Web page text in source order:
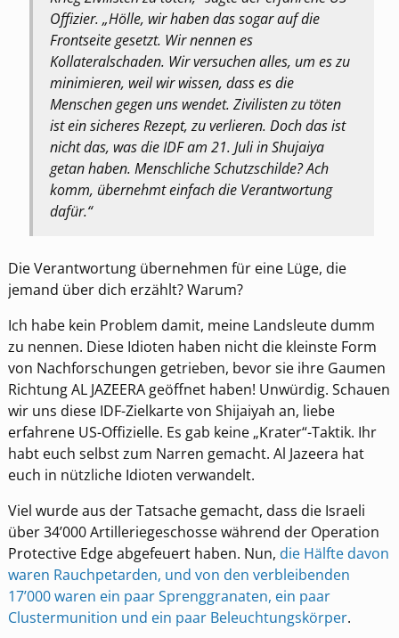
Offizier. „Hölle, wir haben das sogar auf die
Frontseite gesetzt. Wir nennen es
Kollateralschaden. Wir versuchen alles, um es zu
minimieren, weil wir wissen, dass es die
Menschen gegen uns wendet. Zivilisten zu töten
ist ein sicheres Rezept, zu verlieren. Doch das ist
nicht das, was die IDF am 21. Juli in Shujaiya
getan haben. Menschliche Schutzschilde? Ach
komm, übernehmt einfach die Verantwortung
dafür.“
Die Verantwortung übernehmen für eine Lüge, die
jemand über dich erzählt? Warum?
Ich habe kein Problem damit, meine Landsleute dumm
zu nennen. Diese Idioten haben nicht die kleinste Form
von Nachforschungen getrieben, bevor sie ihre Gaumen
Richtung AL JAZEERA geöffnet haben! Unwürdig. Schauen
wir uns diese IDF-Zielkarte von Shijaiyah an, liebe
erfahrene US-Offizielle. Es gab keine „Krater“-Taktik. Ihr
habt euch selbst zum Narren gemacht. Al Jazeera hat
euch in nützliche Idioten verwandelt.
Viel wurde aus der Tatsache gemacht, dass die Israeli
über 34’000 Artilleriegeschosse während der Operation
Protective Edge abgefeuert haben. Nun, die Hälfte davon
waren Rauchpetarden, und von den verbleibenden
17’000 waren ein paar Sprenggranaten, ein paar
Clustermunition und ein paar Beleuchtungskörper.